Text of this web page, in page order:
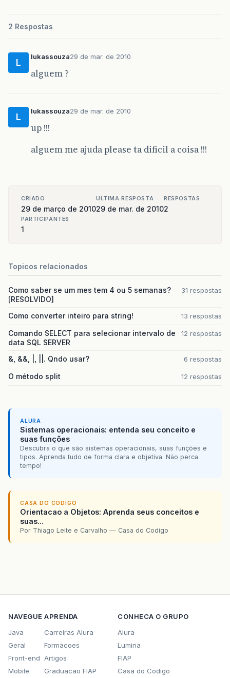
2 Respostas
L
lukassouza29 de mar. de 2010
alguem ?
L
lukassouza29 de mar. de 2010
up !!!
alguem me ajuda please ta dificil a coisa !!!
CRIADO
29 de março de 2010
ULTIMA RESPOSTA
29 de mar. de 2010
RESPOSTAS
2
PARTICIPANTES
1
Topicos relacionados
Como saber se um mes tem 4 ou 5 semanas?
[RESOLVIDO]
31 respostas
Como converter inteiro para string! 13 respostas
Comando SELECT para selecionar intervalo de
data SQL SERVER
12 respostas
&, &&, |, ||. Qndo usar? 6 respostas
O método split 12 respostas
ALURA
Sistemas operacionais: entenda seu conceito e
suas funções
Descubra o que são sistemas operacionais, suas funções e
tipos. Aprenda tudo de forma clara e objetiva. Não perca
tempo!
CASA DO CODIGO
Orientacao a Objetos: Aprenda seus conceitos e
suas...
Por Thiago Leite e Carvalho — Casa do Codigo
NAVEGUE
Java
Geral
Front-end
Mobile
APRENDA
Carreiras Alura
Formacoes
Artigos
Graduacao FIAP
CONHECA O GRUPO
Alura
Lumina
FIAP
Casa do Codigo